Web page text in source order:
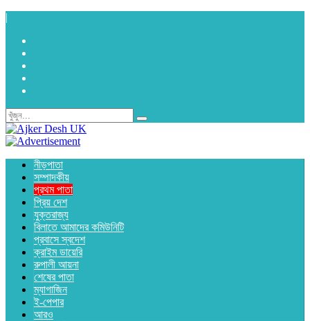
|
নীড়পাতা
সম্পাদকীয়
প্রথম পাতা
প্রিয় দেশ
যুক্তরাজ্য
বিলাতে আমাদের কমিউনিটি
প্রবাসে স্বদেশ
ক্রাইম ডায়েরি
রুপালী আয়না
শেষের পাতা
ম্যাগাজিন
ই-পেপার
আরও